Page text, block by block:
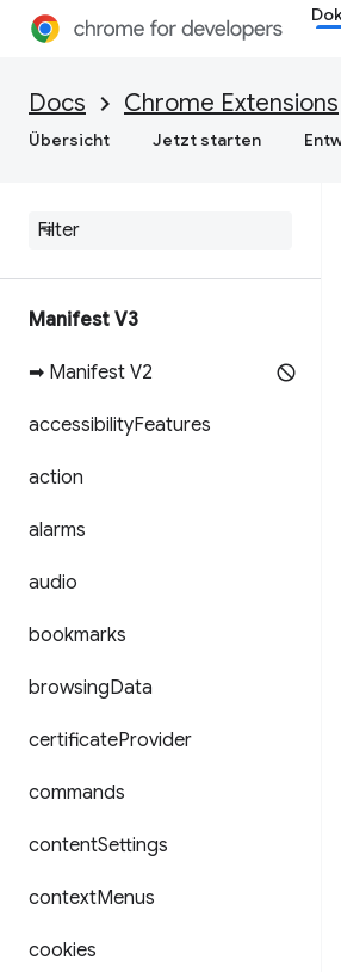
Docs Chrome Extensions
Übersicht Jetzt starten
Manifest V3
➡ Manifest V2
accessibilityFeatures
action
alarms
audio
bookmarks
browsingData
certificateProvider
commands
contentSettings
contextMenus
cookies